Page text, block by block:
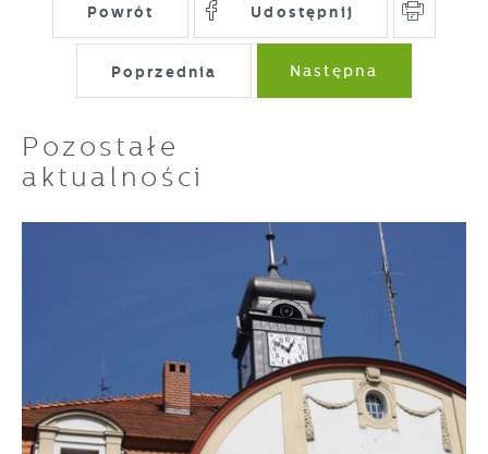
Powrót Udostępnij
Poprzednia Następna
Pozostałe
aktualności